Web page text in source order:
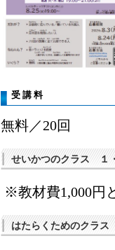
受 講 料
無料／20回
せいかつのクラス １
※教材費1,000円
はたらくためのクラ